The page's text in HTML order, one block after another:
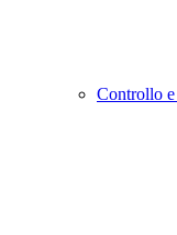
Controllo